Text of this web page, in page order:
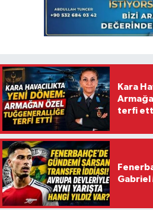
Kara
terfi
Gabriel